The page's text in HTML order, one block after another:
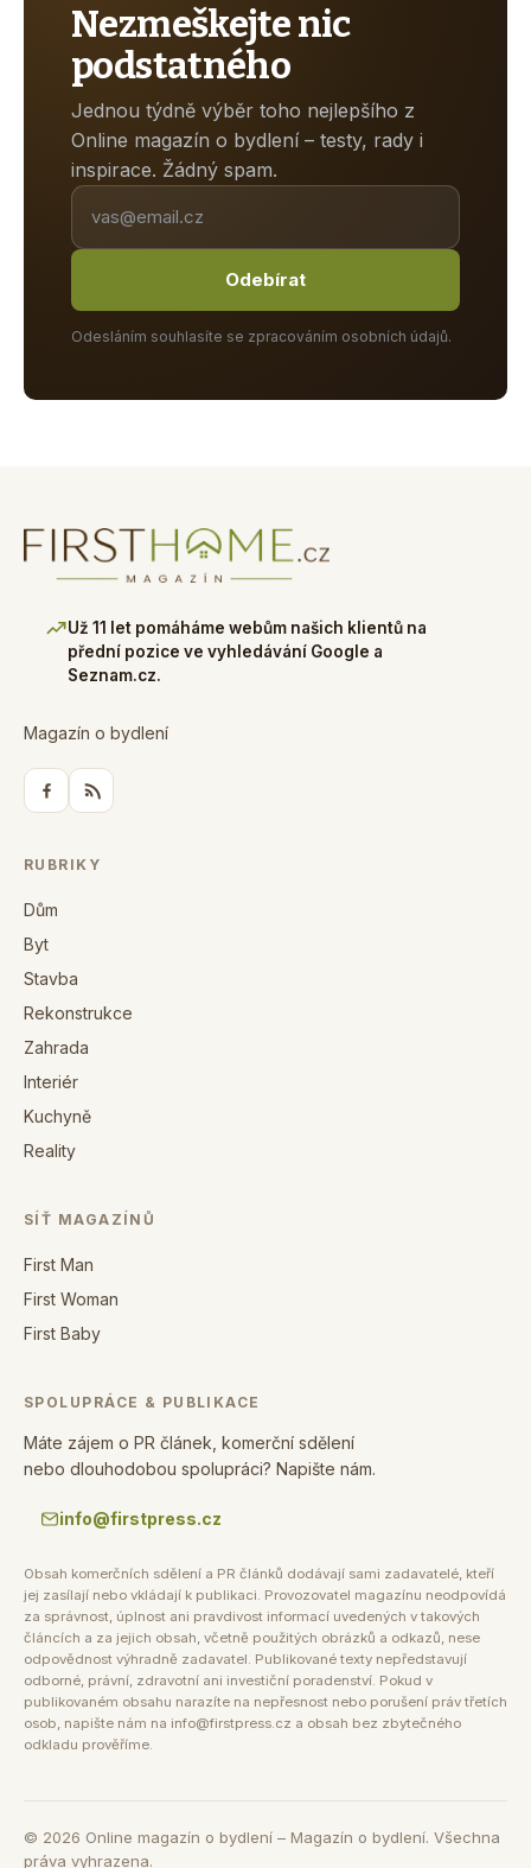
Nezmeškejte nic
podstatného
Jednou týdně výběr toho nejlepšího z
Online magazín o bydlení – testy, rady i
inspirace. Žádný spam.
Odebírat
Odesláním souhlasíte se zpracováním osobních údajů.
Už 11 let pomáháme webům našich klientů na
přední pozice ve vyhledávání Google a
Seznam.cz.
Magazín o bydlení
RUBRIKY
Dům
Byt
Stavba
Rekonstrukce
Zahrada
Interiér
Kuchyně
Reality
SÍŤ MAGAZÍNŮ
First Man
First Woman
First Baby
SPOLUPRÁCE & PUBLIKACE
Máte zájem o PR článek, komerční sdělení
nebo dlouhodobou spolupráci? Napište nám.
info@firstpress.cz
Obsah komerčních sdělení a PR článků dodávají sami zadavatelé, kteří
jej zasílají nebo vkládají k publikaci. Provozovatel magazínu neodpovídá
za správnost, úplnost ani pravdivost informací uvedených v takových
článcích a za jejich obsah, včetně použitých obrázků a odkazů, nese
odpovědnost výhradně zadavatel. Publikované texty nepředstavují
odborné, právní, zdravotní ani investiční poradenství. Pokud v
publikovaném obsahu narazíte na nepřesnost nebo porušení práv třetích
osob, napište nám na info@firstpress.cz a obsah bez zbytečného
odkladu prověříme.
© 2026 Online magazín o bydlení – Magazín o bydlení. Všechna
práva vyhrazena.